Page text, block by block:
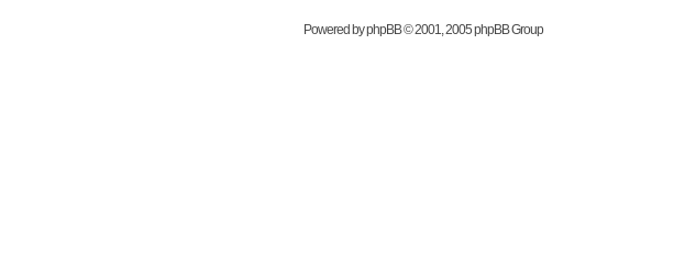
Powered byphpBB© 2001, 2005 phpBB Group